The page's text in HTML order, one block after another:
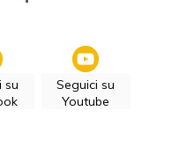
su
Seguici su
Youtube